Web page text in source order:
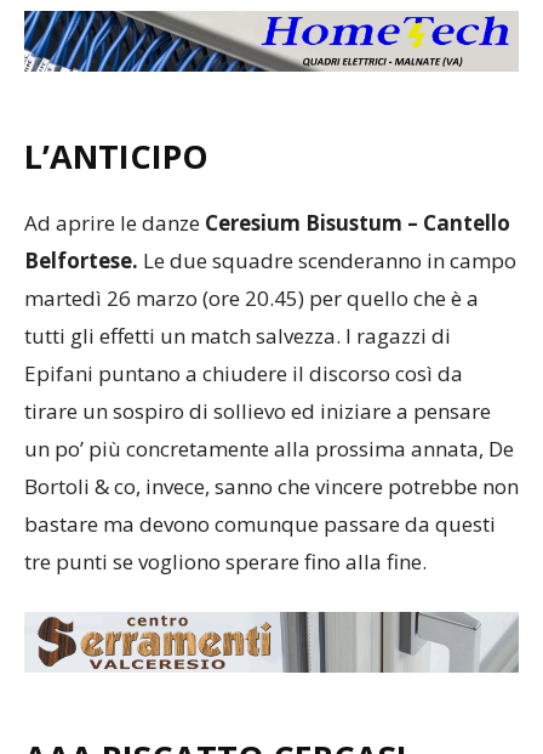
L’ANTICIPO
Ad aprire le danze